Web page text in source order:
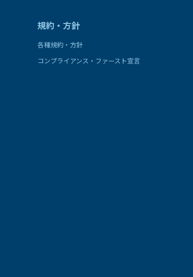
規約・方針
各種規約・方針
コンプライアンス・ファースト宣言